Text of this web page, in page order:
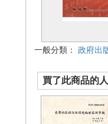
一般分類： 政府出
買了此商品的